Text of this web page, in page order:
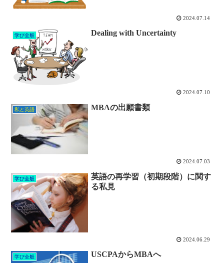
2024.07.14
学び全般 Dealing with Uncertainty
2024.07.10
私と英語 MBAの出願書類
2024.07.03
学び全般
英語の再学習（初期段階）に関す
る私見
2024.06.29
学び全般 USCPAからMBAへ